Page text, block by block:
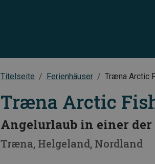
Titelseite Ferienhäuser Træna Arctic
Træna Arctic
Angelurlaub in einer
Træna Helgeland Nordland